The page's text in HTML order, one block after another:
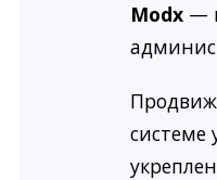
Modx —
системе